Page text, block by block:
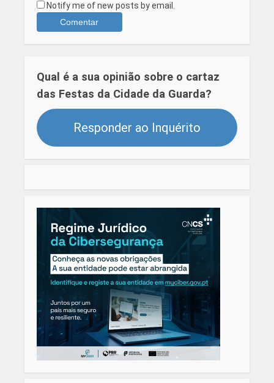
Notify me of new posts by email.
Qual é a sua opinião sobre o cartaz
das Festas da Cidade da Guarda?
Responder ao Inquérito